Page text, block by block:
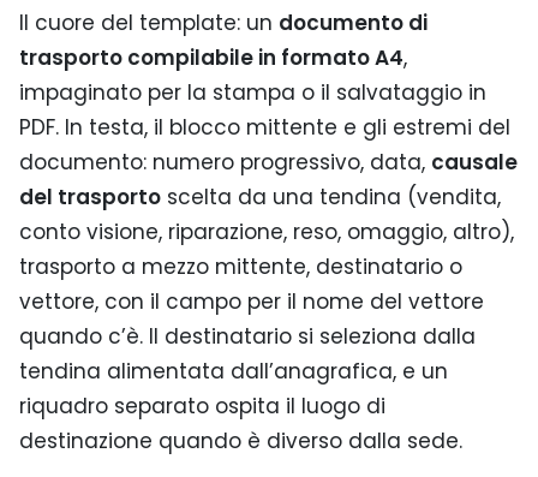
Il cuore del template: un documento di
trasporto compilabile in formato A4,
impaginato per la stampa o il salvataggio in
PDF. In testa, il blocco mittente e gli estremi del
documento: numero progressivo, data, causale
del trasporto scelta da una tendina (vendita,
conto visione, riparazione, reso, omaggio, altro),
trasporto a mezzo mittente, destinatario o
vettore, con il campo per il nome del vettore
quando c’è. Il destinatario si seleziona dalla
tendina alimentata dall’anagrafica, e un
riquadro separato ospita il luogo di
destinazione quando è diverso dalla sede.